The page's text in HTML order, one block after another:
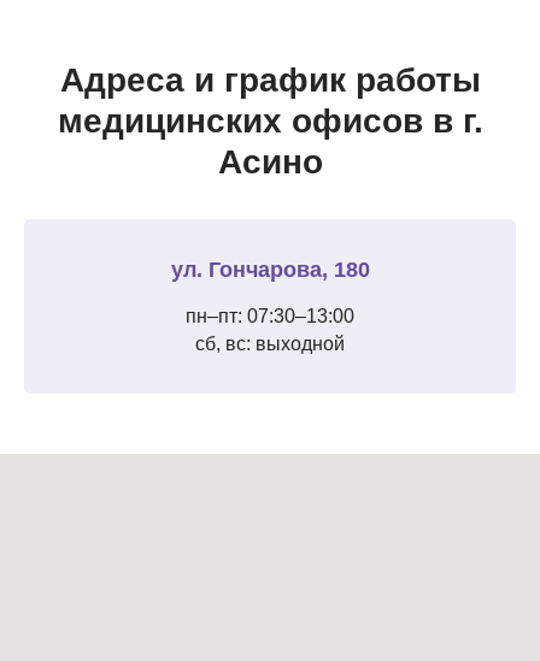
Адреса и график работы
медицинских офисов в г.
Асино
ул. Гончарова, 180
пн–пт: 07:30–13:00
сб, вс: выходной